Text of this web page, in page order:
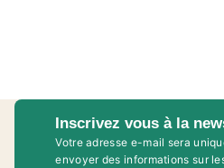
Inscrivez vous à la
Votre adresse e-mail sera
envoyer des informations sur